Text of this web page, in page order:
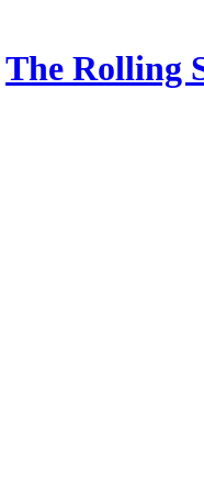
The Rolling